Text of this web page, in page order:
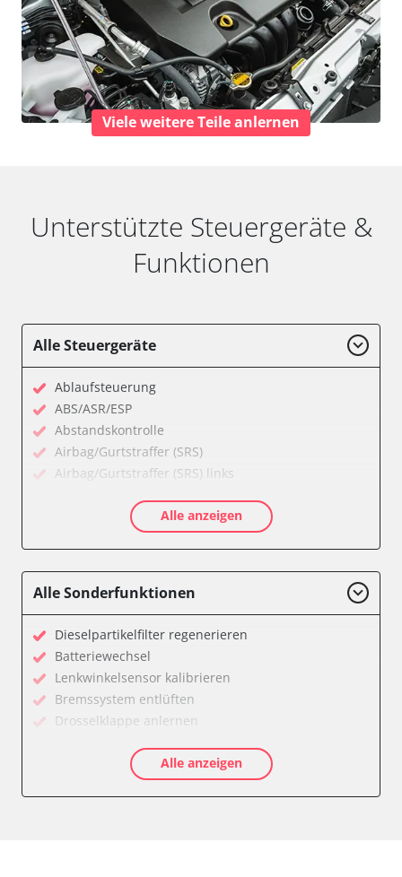
Viele weitere Teile anlernen
Unterstützte Steuergeräte &
Funktionen
Alle Steuergeräte
Ablaufsteuerung
ABS/ASR/ESP
Abstandskontrolle
Airbag/Gurtstraffer (SRS)
Airbag/Gurtstraffer (SRS) links
Allradelektronik
Anhängersteuergerät
Bremskraftverstärker
Diagnoseschnittstelle (EOBD/OBDII)
Differentialsperre
Einparkhilfe
Einparkhilfe Lenkhilfe
Fahrtrichtungskamera
Fernlichtassistent
Feststellbremse (EPB / SBC)
Alle anzeigen
Alle Sonderfunktionen
Dieselpartikelfilter regenerieren
Batteriewechsel
Lenkwinkelsensor kalibrieren
Bremssystem entlüften
Drosselklappe anlernen
Luftmassenmesser anlernen
Kraftstofftank entleeren
Alle anzeigen